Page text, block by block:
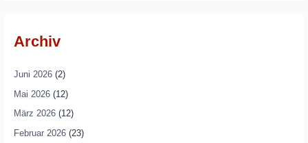
Archiv
Juni 2026(2)
Mai 2026(12)
März 2026(12)
Februar 2026(23)